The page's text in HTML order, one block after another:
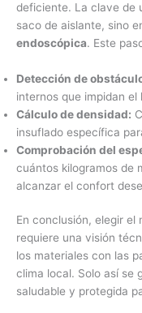
deficiente. La clave de
saco de aislante, sino
endoscópica. Este
Detección de
internos que impidan
Cálculo de densidad:
insuflado específica
Comprobación del
cuántos kilogramos de
alcanzar el confort
En conclusión, elegir
requiere una visión
los materiales con las
clima local. Solo así se
saludable y protegida